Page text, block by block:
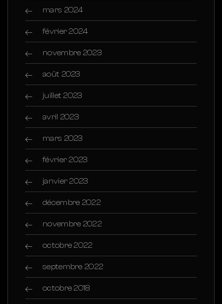
mars 2024
février 2024
novembre 2023
août 2023
juillet 2023
avril 2023
mars 2023
février 2023
janvier 2023
décembre 2022
novembre 2022
octobre 2022
septembre 2022
octobre 2018